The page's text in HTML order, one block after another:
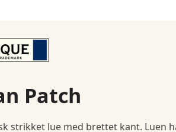
Patch
strikket lue med brettet kant. Luen